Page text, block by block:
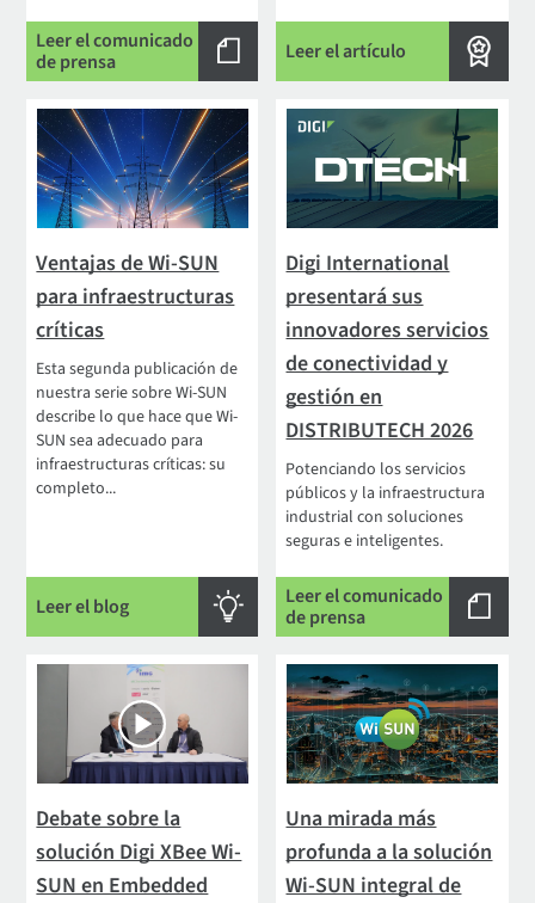
Leer el comunicado
de prensa
Leer el artículo
Ventajas de Wi-SUN
para infraestructuras
críticas
Esta segunda publicación de
nuestra serie sobre Wi-SUN
describe lo que hace que Wi-
SUN sea adecuado para
infraestructuras críticas: su
completo...
Leer el blog
Digi International
presentará sus
innovadores servicios
de conectividad y
gestión en
DISTRIBUTECH 2026
Potenciando los servicios
públicos y la infraestructura
industrial con soluciones
seguras e inteligentes.
Leer el comunicado
de prensa
Debate sobre la
solución Digi XBee Wi-
SUN en Embedded
Una mirada más
profunda a la solución
Wi-SUN integral de